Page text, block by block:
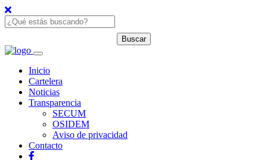
Inicio
Cartelera
Noticias
Transparencia
SECUM
OSIDEM
Aviso de privacidad
Contacto